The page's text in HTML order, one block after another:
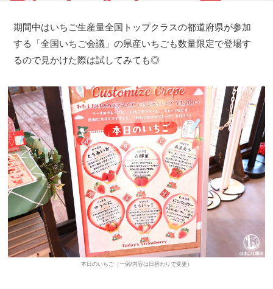
期間中はいちご生産量全国トップクラスの都道府県が参加
する「全国いちご会議」の県産いちごも数量限定で登場す
るので見かけた際は試してみても◎
本日のいちご（一例/内容は日替わりで変更）